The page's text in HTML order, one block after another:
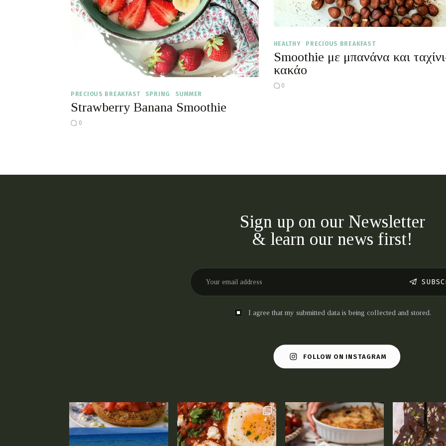
HEALTHY PRECIOUS BREAKFAST
Smoothie με μπανάνα και
κακάο
0
PRECIOUS BREAKFAST
SPRING SUMMER
Strawberry Banana Smoothie
0
Sign up on our Newsletter
& learn our news first!
I agree that my submitted data is being collected and stored.
FOLLOW ON INSTAGRAM